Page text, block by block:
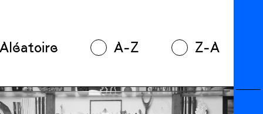
A-Z Z-A